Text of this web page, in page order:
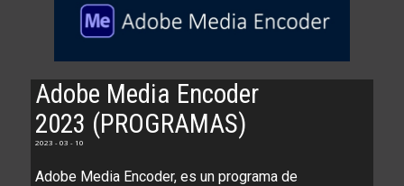
Adobe Media Encoder
2023 (PROGRAMAS)
2023 - 03 - 10
Adobe Media Encoder, es un programa de